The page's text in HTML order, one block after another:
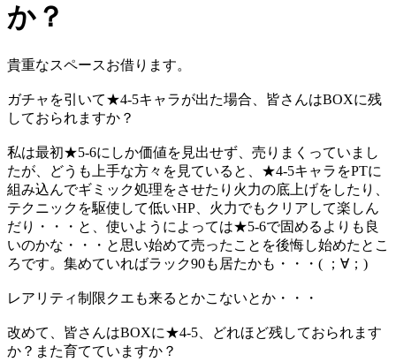
か？
貴重なスペースお借ります。
ガチャを引いて★4-5キャラが出た場合、皆さんはBOXに残
しておられますか？
私は最初★5-6にしか価値を見出せず、売りまくっていまし
たが、どうも上手な方々を見ていると、★4-5キャラをPTに
組み込んでギミック処理をさせたり火力の底上げをしたり、
テクニックを駆使して低いHP、火力でもクリアして楽しん
だり・・・と、使いようによっては★5-6で固めるよりも良
いのかな・・・と思い始めて売ったことを後悔し始めたとこ
ろです。集めていればラック90も居たかも・・・( ；∀；)
レアリティ制限クエも来るとかこないとか・・・
改めて、皆さんはBOXに★4-5、どれほど残しておられます
か？また育てていますか？